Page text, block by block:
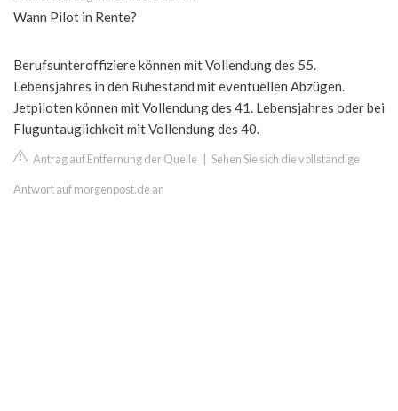
Wann Pilot in Rente?
Berufsunteroffiziere können mit Vollendung des 55.
Lebensjahres in den Ruhestand mit eventuellen Abzügen.
Jetpiloten können mit Vollendung des 41. Lebensjahres oder bei
Fluguntauglichkeit mit Vollendung des 40.
Antrag auf Entfernung der Quelle Sehen Sie sich die vollständige
Antwort auf morgenpost.de an